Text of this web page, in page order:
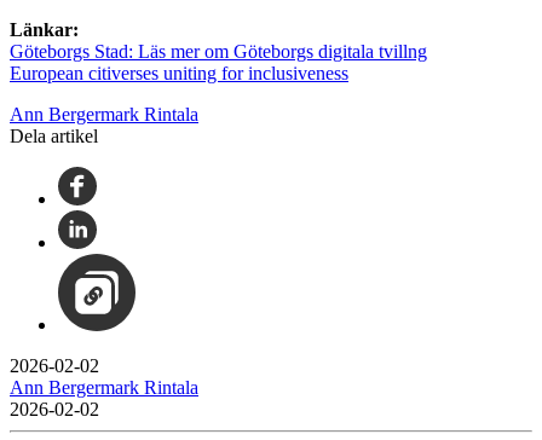
Länkar:
Göteborgs Stad: Läs mer om Göteborgs digitala tvillng
European citiverses uniting for inclusiveness
Ann Bergermark Rintala
Dela artikel
2026-02-02
Ann Bergermark Rintala
2026-02-02